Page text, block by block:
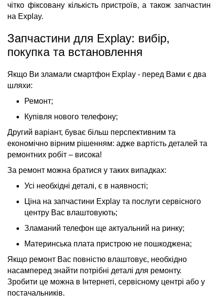
чітко фіксовану кількість пристроїв, а також запчастин
на Explay.
Запчастини для Explay: вибір,
покупка та встановлення
Якщо Ви зламали смартфон Explay - перед Вами є два
шляхи:
Ремонт;
Купівля нового телефону;
Другий варіант, буває більш перспективним та
економічно вірним рішенням: адже вартість деталей та
ремонтних робіт – висока!
За ремонт можна братися у таких випадках:
Усі необхідні деталі, є в наявності;
Ціна на запчастини Explay та послуги сервісного
центру Вас влаштовують;
Зламаний телефон ще актуальний на ринку;
Материнська плата пристрою не пошкоджена;
Якщо ремонт Вас повністю влаштовує, необхідно
насамперед знайти потрібні деталі для ремонту.
Зробити це можна в Інтернеті, сервісному центрі або у
постачальників.